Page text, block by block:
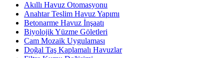
Akıllı Havuz Otomasyonu
Anahtar Teslim Havuz Yapımı
Betonarme Havuz İnşaatı
Biyolojik Yüzme Göletleri
Cam Mozaik Uygulaması
Doğal Taş Kaplamalı Havuzlar